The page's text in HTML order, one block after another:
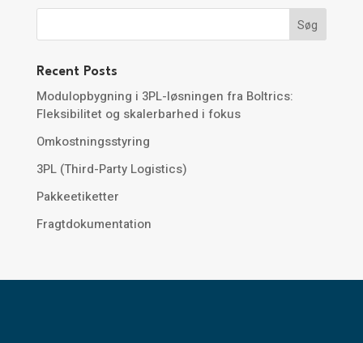
Recent Posts
Modulopbygning i 3PL-løsningen fra Boltrics:
Fleksibilitet og skalerbarhed i fokus
Omkostningsstyring
3PL (Third-Party Logistics)
Pakkeetiketter
Fragtdokumentation